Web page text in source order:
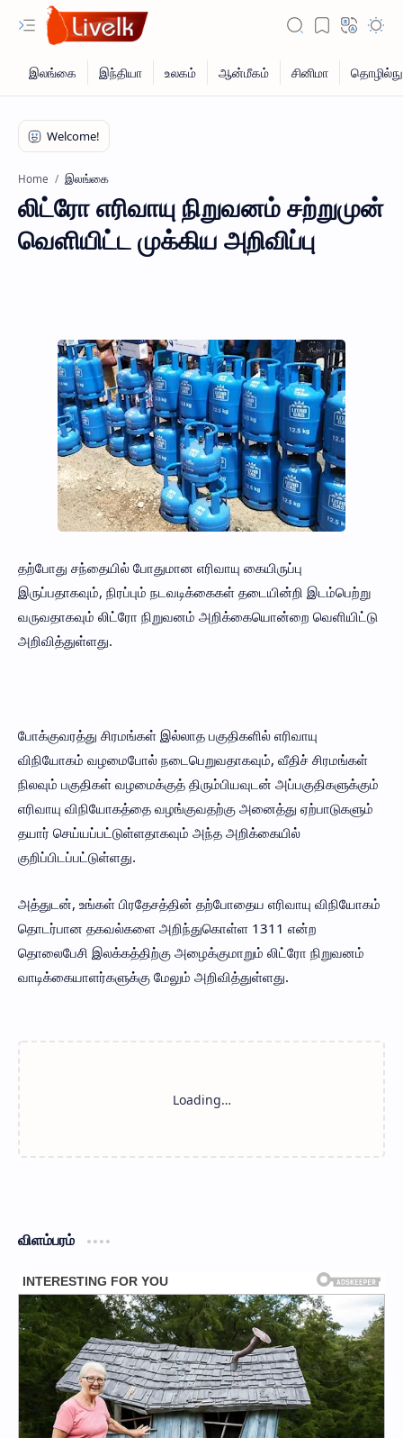
Home இலங்கை
லிட்ரோ எரிவாயு நிறுவனம் சற்றுமுன்
வெளியிட்ட முக்கிய அறிவிப்பு
தற்போது சந்தையில் போதுமான எரிவாயு கையிருப்பு
இருப்பதாகவும், நிரப்பும் நடவடிக்கைகள் தடையின்றி இடம்பெற்று
வருவதாகவும் லிட்ரோ நிறுவனம் அறிக்கையொன்றை வெளியிட்டு
அறிவித்துள்ளது.
போக்குவரத்து சிரமங்கள் இல்லாத பகுதிகளில் எரிவாயு
விநியோகம் வழமைபோல் நடைபெறுவதாகவும், வீதிச் சிரமங்கள்
நிலவும் பகுதிகள் வழமைக்குத் திரும்பியவுடன் அப்பகுதிகளுக்கும்
எரிவாயு விநியோகத்தை வழங்குவதற்கு அனைத்து ஏற்பாடுகளும்
தயார் செய்யப்பட்டுள்ளதாகவும் அந்த அறிக்கையில்
குறிப்பிடப்பட்டுள்ளது.
அத்துடன், உங்கள் பிரதேசத்தின் தற்போதைய எரிவாயு விநியோகம்
தொடர்பான தகவல்களை அறிந்துகொள்ள 1311 என்ற
தொலைபேசி இலக்கத்திற்கு அழைக்குமாறும் லிட்ரோ நிறுவனம்
வாடிக்கையாளர்களுக்கு மேலும் அறிவித்துள்ளது.
விளம்பரம்